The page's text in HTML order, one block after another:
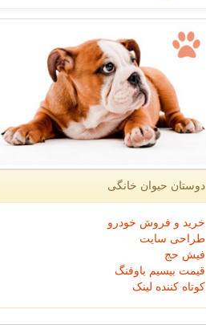
دوستان حیوان خانگی
خرید و فروش خودرو
طراحی سایت
فیش حج
قیمت بیسیم باوفنگ
کوتاه کننده لینک